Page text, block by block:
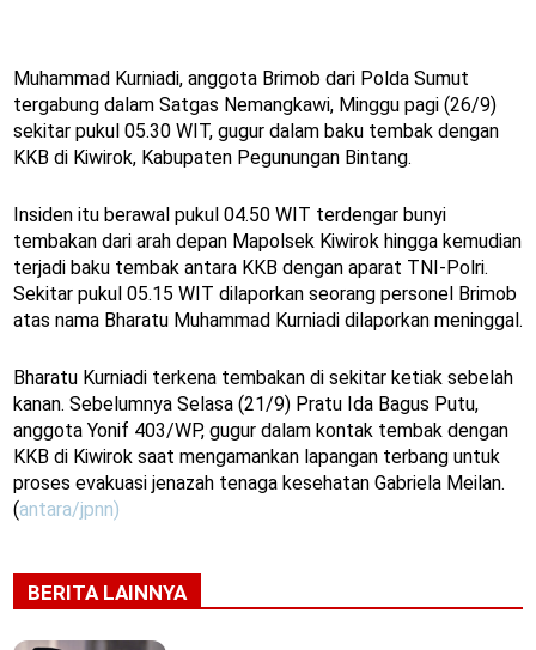
Muhammad Kurniadi, anggota Brimob dari Polda Sumut
tergabung dalam Satgas Nemangkawi, Minggu pagi (26/9)
sekitar pukul 05.30 WIT, gugur dalam baku tembak dengan
KKB di Kiwirok, Kabupaten Pegunungan Bintang.
Insiden itu berawal pukul 04.50 WIT terdengar bunyi
tembakan dari arah depan Mapolsek Kiwirok hingga kemudian
terjadi baku tembak antara KKB dengan aparat TNI-Polri.
Sekitar pukul 05.15 WIT dilaporkan seorang personel Brimob
atas nama Bharatu Muhammad Kurniadi dilaporkan meninggal.
Bharatu Kurniadi terkena tembakan di sekitar ketiak sebelah
kanan. Sebelumnya Selasa (21/9) Pratu Ida Bagus Putu,
anggota Yonif 403/WP, gugur dalam kontak tembak dengan
KKB di Kiwirok saat mengamankan lapangan terbang untuk
proses evakuasi jenazah tenaga kesehatan Gabriela Meilan.
(antara/jpnn)
BERITA LAINNYA